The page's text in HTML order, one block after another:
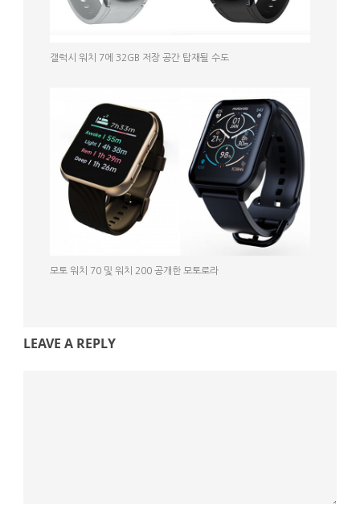
갤럭시 워치 7에 32GB 저장 공간 탑재될 수도
모토 워치 70 및 워치 200 공개한 모토로라
LEAVE A REPLY